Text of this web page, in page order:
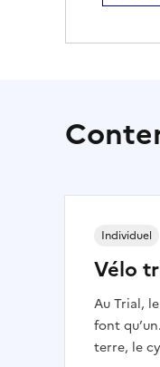
Vélo
Au Trial,
font
terre, le
Individuel